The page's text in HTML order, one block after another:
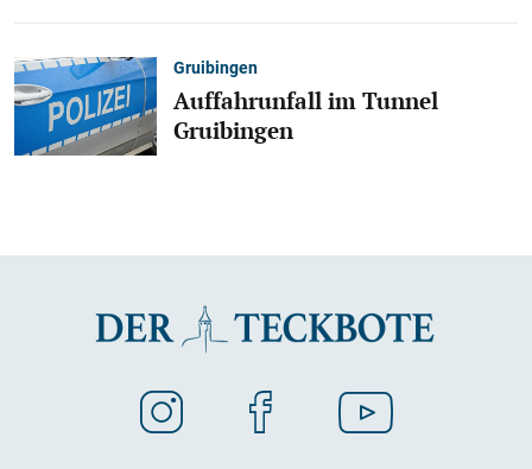
Gruibingen
Auffahrunfall im Tunnel
Gruibingen